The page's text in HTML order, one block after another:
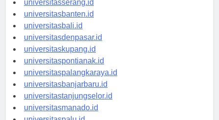
universitasserang.id
universitasbanten.id
universitasbali.id
universitasdenpasar.id
universitaskupang.id
universitaspontianak.id
universitaspalangkaraya.id
universitasbanjarbaru.id
universitastanjungselor.id
universitasmanado.id